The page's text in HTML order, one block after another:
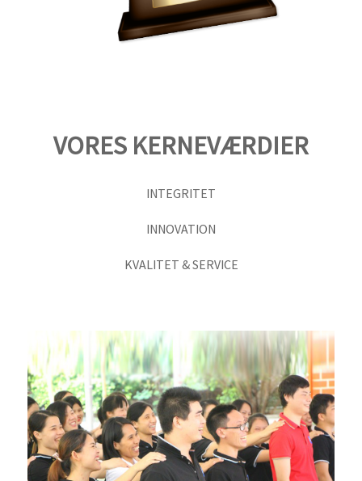
VORES KERNEVÆRDIER
INTEGRITET
INNOVATION
KVALITET & SERVICE